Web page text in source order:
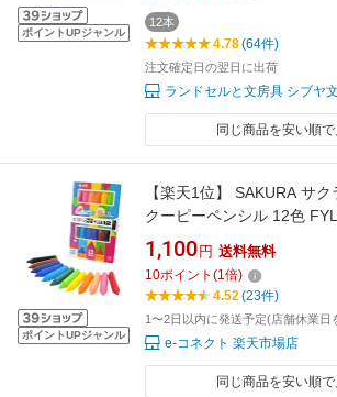
ポイントUPジャンル
12本
4.78(64件)
注文確定日の翌日に出荷
ランドセルと文房具 シブヤ
同じ商品を安い順で
ポイントUPジャンル
【楽天1位】 SAKURA サ
クーピーペンシル 12色
1,100 円 送料無料
10ポイント (1倍)
4.52(23件)
1〜2日以内に発送予定(店舗休業日
e-コネクト 楽天市場店
同じ商品を安い順で